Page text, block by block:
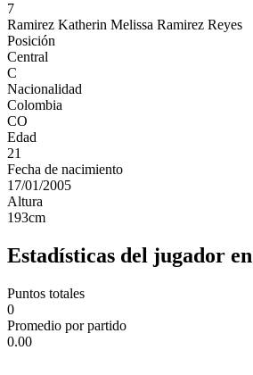
7
Ramirez Katherin Melissa Ramirez Reyes
Posición
Central
C
Nacionalidad
Colombia
CO
Edad
21
Fecha de nacimiento
17/01/2005
Altura
193cm
Estadísticas del jugador
Puntos totales
0
Promedio por partido
0.00